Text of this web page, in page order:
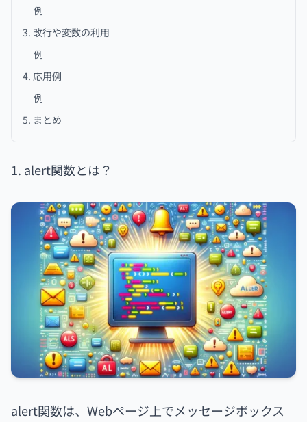
例
3. 改行や変数の利用
例
4. 応用例
例
5. まとめ
1. alert関数とは？
alert関数は、Webページ上でメッセージボックス